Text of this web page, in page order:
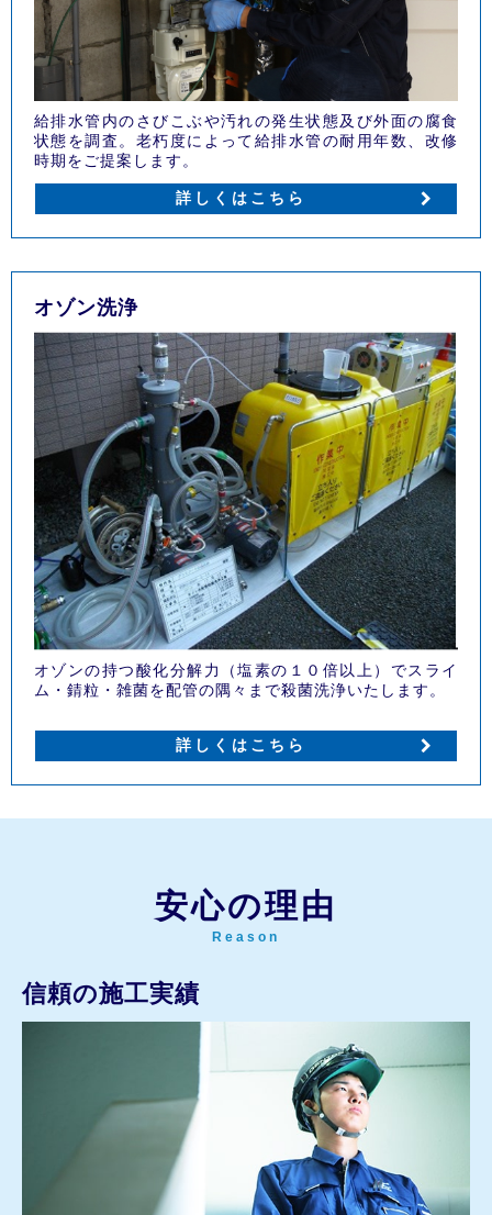
給排水管内のさびこぶや汚れの発生状態及び外面の腐食
状態を調査。老朽度によって給排水管の耐用年数、改修
時期をご提案します。
詳しくはこちら
オゾン洗浄
オゾンの持つ酸化分解力（塩素の１０倍以上）でスライ
ム・錆粒・雑菌を配管の隅々まで殺菌洗浄いたします。
詳しくはこちら
安心の理由
Reason
信頼の施工実績